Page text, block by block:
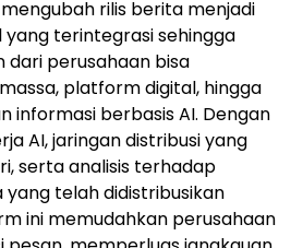
rilis berita menjadi
terintegrasi sehingga
dari perusahaan bisa
platform digital, hingga
informasi berbasis AI. Dengan
AI, jaringan distribusi yang
serta analisis terhadap
telah didistribusikan
ini memudahkan perusahaan